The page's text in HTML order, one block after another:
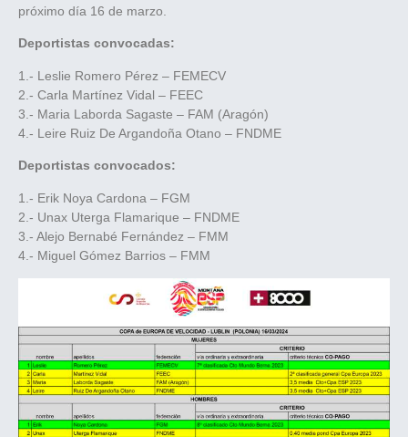
próximo día 16 de marzo.
Deportistas convocadas:
1.- Leslie Romero Pérez – FEMECV
2.- Carla Martínez Vidal – FEEC
3.- Maria Laborda Sagaste – FAM (Aragón)
4.- Leire Ruiz De Argandoña Otano – FNDME
Deportistas convocados:
1.- Erik Noya Cardona – FGM
2.- Unax Uterga Flamarique – FNDME
3.- Alejo Bernabé Fernández – FMM
4.- Miguel Gómez Barrios – FMM